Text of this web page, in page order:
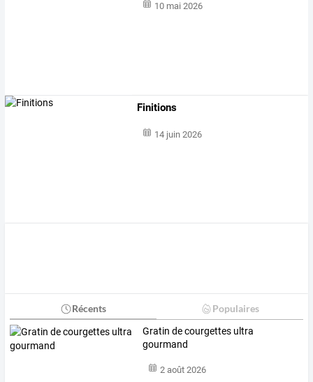
10 mai 2026
Finitions
14 juin 2026
Récents Populaires
Gratin de courgettes ultra
gourmand
2 août 2026